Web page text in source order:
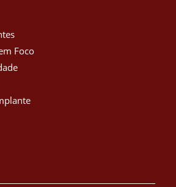
Foco